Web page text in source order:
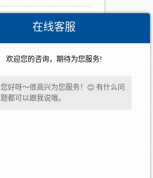
2022-10-20
在线客服
欢迎您的咨询，期待为您服务!
您好呀～很高兴为您服务！😊 有什么问
题都可以跟我说哦。